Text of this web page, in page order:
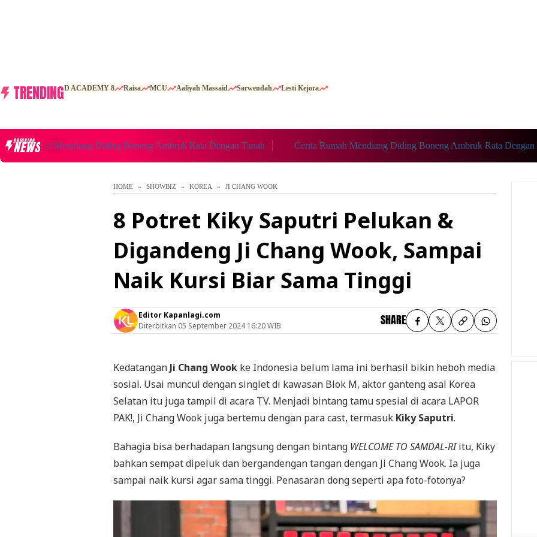
TRENDINGD ACADEMY 8 Raisa MCU Aaliyah Massaid Sarwendah Lesti Kejora
BREAKING
NEWSMendiang Diding Boneng Ambruk Rata Dengan Tanah Cerita Rumah Mendiang Diding Boneng Ambruk Rata Dengan Tanah
HOME SHOWBIZ KOREA JI CHANG WOOK
8 Potret Kiky Saputri Pelukan &
Digandeng Ji Chang Wook, Sampai
Naik Kursi Biar Sama Tinggi
Editor Kapanlagi.com
Diterbitkan 05 September 2024 16:20 WIB SHARE
Kedatangan Ji Chang Wook ke Indonesia belum lama ini berhasil bikin heboh media
sosial. Usai muncul dengan singlet di kawasan Blok M, aktor ganteng asal Korea
Selatan itu juga tampil di acara TV. Menjadi bintang tamu spesial di acara LAPOR
PAK!, Ji Chang Wook juga bertemu dengan para cast, termasuk Kiky Saputri.
Bahagia bisa berhadapan langsung dengan bintang WELCOME TO SAMDAL-RIitu, Kiky
bahkan sempat dipeluk dan bergandengan tangan dengan Ji Chang Wook. Ia juga
sampai naik kursi agar sama tinggi. Penasaran dong seperti apa foto-fotonya?